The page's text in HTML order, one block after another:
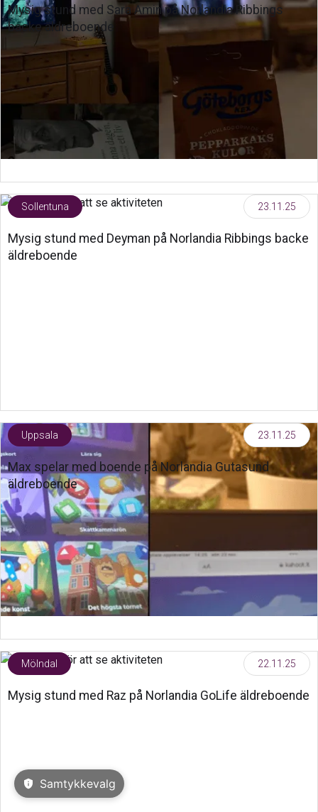
Mysig stund med Sara Amin på Norlandia Ribbings
backe äldreboende
Sollentuna 23.11.25
Mysig stund med Deyman på Norlandia Ribbings backe
äldreboende
Uppsala 23.11.25
Max spelar med boende på Norlandia Gutasund
äldreboende
Mölndal 22.11.25
Mysig stund med Raz på Norlandia GoLife äldreboende
privacy_tip Samtykkevalg